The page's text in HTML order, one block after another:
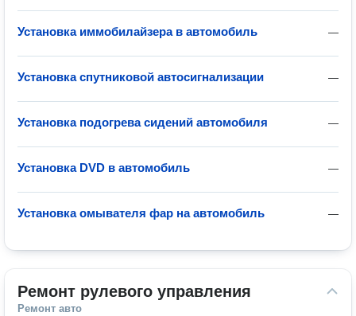
—
Установка иммобилайзера в автомобиль
—
Установка спутниковой автосигнализации
—
Установка подогрева сидений автомобиля
—
Установка DVD в автомобиль
—
Установка омывателя фар на автомобиль
Ремонт рулевого управления
Ремонт авто